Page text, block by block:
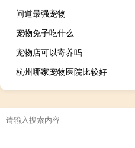
问道最强宠物
宠物兔子吃什么
宠物店可以寄养吗
杭州哪家宠物医院比较好